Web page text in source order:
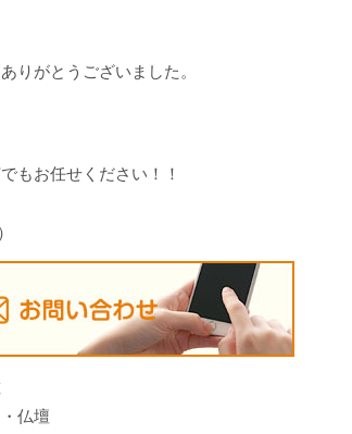
りがとうございました。
もお任せください！！
仏壇